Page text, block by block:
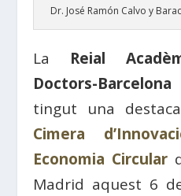
Dr. José Ramón Calvo y
La Reial
Doctors-
tingut una
Cimera
Economia Circular
Madrid aquest 6